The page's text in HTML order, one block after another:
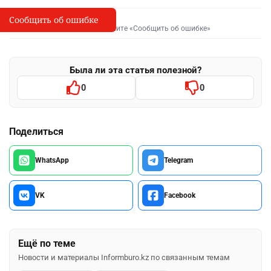
I
Сообщить об опечатке
Выделите фрагмент и нажмите «Сообщить об ошибке»
Была ли эта статья полезной?
0 0
Поделиться
WhatsApp Telegram
VK Facebook
Ещё по теме
Новости и материалы Informburo.kz по связанным темам
Сообщить об ошибке